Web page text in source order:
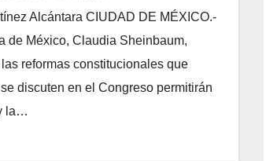
Alcántara CIUDAD DE MÉXICO.-
de México, Claudia Sheinbaum,
reformas constitucionales que
discuten en el Congreso permitirán
la…